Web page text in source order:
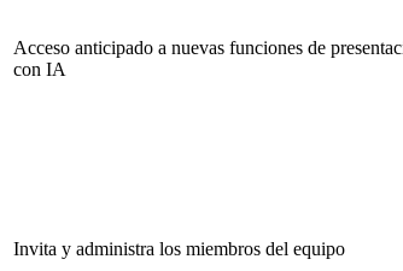
Acceso anticipado a nuevas funciones de
con IA
Invita y administra los miembros del equipo